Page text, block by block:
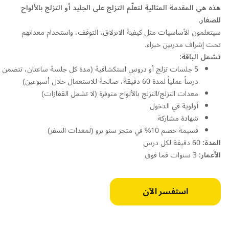
هذه هي المقدمة المثالية لتعلّم التزلج على الجليد أو التزلج بالألواح
للصغار.
سيتعلمون الأساسيات مثل كيفية الانزلاق، التوقف، واستخدام معداتهم
تحت إشراف مدربين خبراء.
تشمل الباقة:
5 جلسات تزلج أو دروس استكشافية (مدة كل جلسة ساعتان، تتضمن
درساً عملياً لمدة 60 دقيقة، صالحة للاستعمال خلال أسبوعين)
معدات التزلج/التزلج بالألواح متوفرة (لا تشمل القفازات)
أولوية في الدخول
شهادة مشاركة
قسيمة خصم 10% في متجر سنو برو (لمعدات السفر)
المدة:
الأعمار:
استفسر الآن